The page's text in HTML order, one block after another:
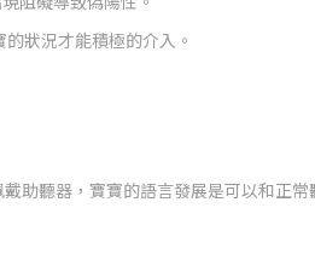
阻礙導致偽陽性。
狀況才能積極的介入。
助聽器，寶寶的語言發展是可以和正常